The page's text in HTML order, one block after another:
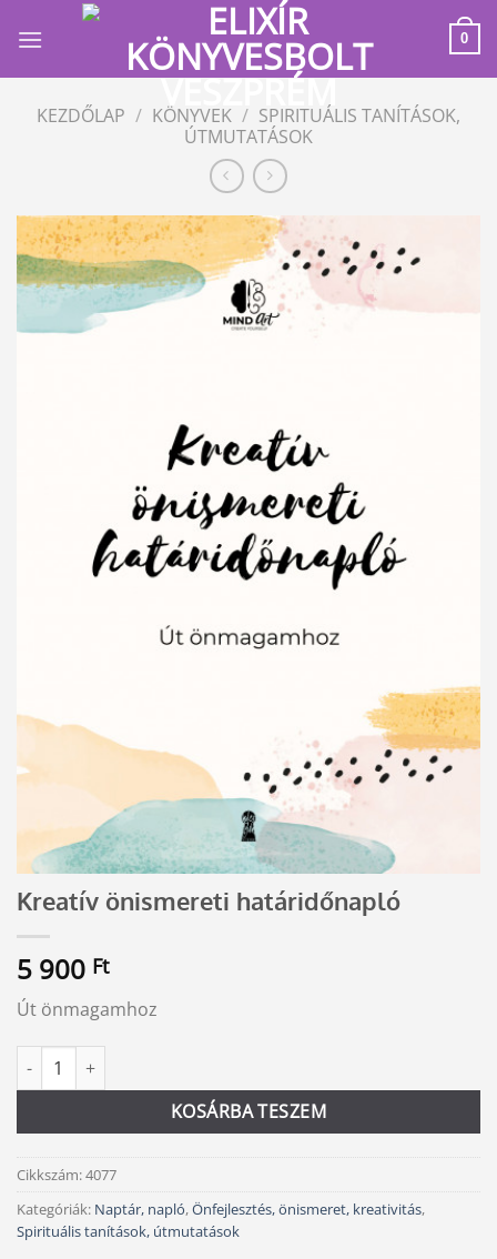
0
KEZDŐLAP / KÖNYVEK / SPIRITUÁLIS TANÍTÁSOK,
ÚTMUTATÁSOK
Kreatív önismereti határidőnapló
5 900 Ft
Út önmagamhoz
Kreatív önismereti határidőnapló mennyiség
KOSÁRBA TESZEM
Alternative:
Cikkszám:4077
Kategóriák: Naptár, napló,Önfejlesztés, önismeret, kreativitás,
Spirituális tanítások, útmutatások